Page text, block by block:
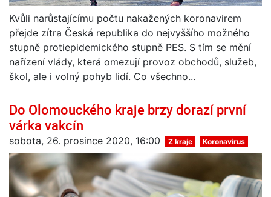
Kvůli narůstajícímu počtu nakažených koronavirem
přejde zítra Česká republika do nejvyššího možného
stupně protiepidemického stupně PES. S tím se mění
nařízení vlády, která omezují provoz obchodů, služeb,
škol, ale i volný pohyb lidí. Co všechno...
Do Olomouckého kraje brzy dorazí první
várka vakcín
sobota, 26. prosince 2020, 16:00 Z kraje Koronavirus